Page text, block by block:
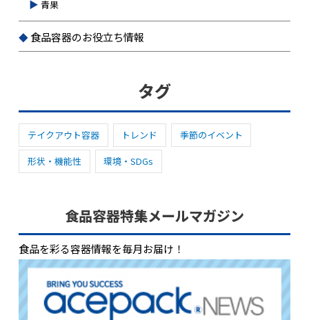
青果
食品容器のお役立ち情報
タグ
テイクアウト容器 トレンド
季節のイベント
形状・機能性
環境・SDGs
食品容器特集メールマガジン
食品を彩る容器情報を毎月お届け！